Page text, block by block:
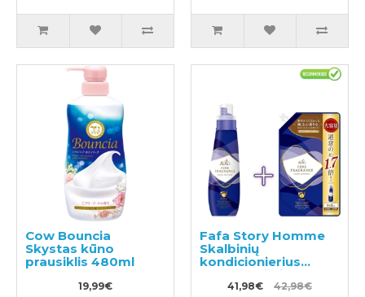
Cow Bouncia
Skystas kūno
prausiklis 480ml
19,99€
Fafa Story Homme
Skalbinių
kondicionierius
600ml + užpildas
840ml41,98€ 42,98€